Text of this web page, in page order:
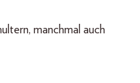
manchmal auch